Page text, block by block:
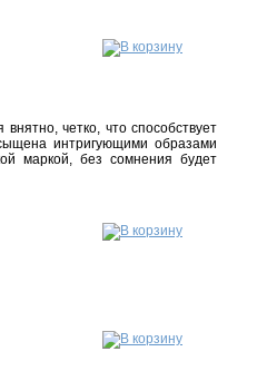
четко, что способствует
интригующими образами
маркой, без сомнения будет